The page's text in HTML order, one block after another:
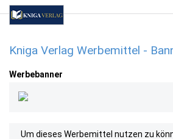
Kniga Verlag Werbemittel -
Werbebanner
Um dieses Werbemittel nutzen zu